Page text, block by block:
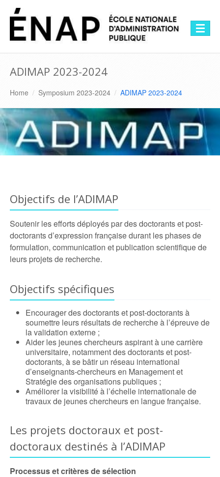
Symposium -
ADIMAP 2023-2024
Home / Symposium 2023-2024 / ADIMAP 2023-2024
Objectifs de l’ADIMAP
Soutenir les efforts déployés par des doctorants et post-
doctorants d’expression française durant les phases de
formulation, communication et publication scientifique de
leurs projets de recherche.
Objectifs spécifiques
Encourager des doctorants et post-doctorants à
soumettre leurs résultats de recherche à l’épreuve de
la validation externe ;
Aider les jeunes chercheurs aspirant à une carrière
universitaire, notamment des doctorants et post-
doctorants, à se bâtir un réseau international
d’enseignants-chercheurs en Management et
Stratégie des organisations publiques ;
Améliorer la visibilité à l’échelle internationale de
travaux de jeunes chercheurs en langue française.
Les projets doctoraux et post-
doctoraux destinés à l’ADIMAP
Processus et critères de sélection